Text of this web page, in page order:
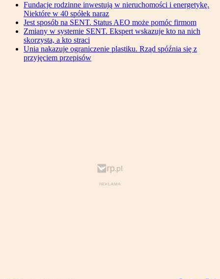
Fundacje rodzinne inwestują w nieruchomości i energetykę.
Niektóre w 40 spółek naraz
Jest sposób na SENT. Status AEO może pomóc firmom
Zmiany w systemie SENT. Ekspert wskazuje kto na nich
skorzysta, a kto straci
Unia nakazuje ograniczenie plastiku. Rząd spóźnia się z
przyjęciem przepisów